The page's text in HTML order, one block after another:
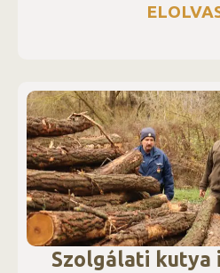
Szolgálati kutya